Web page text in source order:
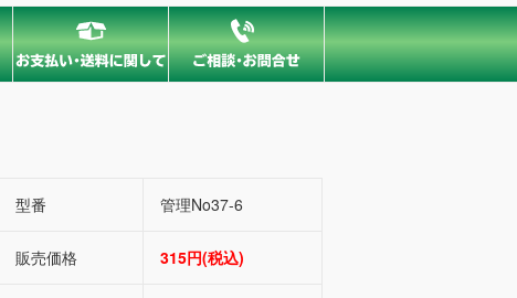
型番 管理No37-6
販売価格 315円(税込)